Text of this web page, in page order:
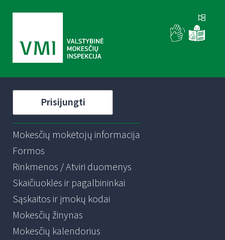
Prisijungti
Mokesčių mokėtojų informacija
Formos
Rinkmenos / Atviri duomenys
Skaičiuoklės ir pagalbininkai
Sąskaitos ir įmokų kodai
Mokesčių žinynas
Mokesčių kalendorius